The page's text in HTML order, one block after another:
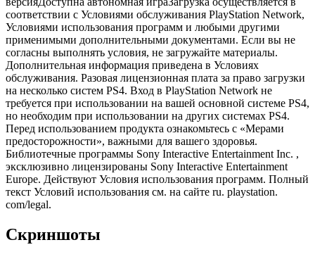
соответствии с Условиями обслуживания PlayStation Network,
Условиями использования программ и любыми другими
применимыми дополнительными документами. Если вы не
согласны выполнять условия, не загружайте материалы.
Дополнительная информация приведена в Условиях
обслуживания. Разовая лицензионная плата за право загрузки
на несколько систем PS4. Вход в PlayStation Network не
требуется при использовании на вашей основной системе PS4,
но необходим при использовании на других системах PS4.
Перед использованием продукта ознакомьтесь с «Мерами
предосторожности», важными для вашего здоровья.
Библиотечные программы Sony Interactive Entertainment Inc. ,
эксклюзивно лицензированы Sony Interactive Entertainment
Europe. Действуют Условия использования программ. Полный
текст Условий использования см. на сайте ru. playstation.
com/legal.
Скриншоты